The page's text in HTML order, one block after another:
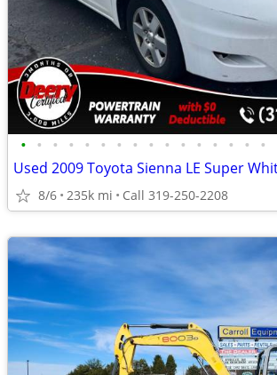
• • • • • • • • • • • • • • • •
Used 2009 Toyota Sienna LE Super
8/6 235k mi Call 319-250-2208